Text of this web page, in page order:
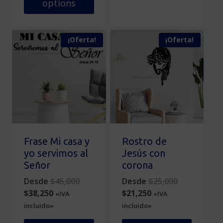
options
producto
tiene
opciones
elegir
en
la
página
producto
opciones
pueden
elegir
en
la
página
de
producto
¡Oferta!
Frase Mi casa y
yo servimos al
Señor
Desde $45,000Original
$45,000.
$38,250Current
price
is:
«IVA
incluido»
¡Oferta!
Rostro de
Jesús con
corona
Desde $25,000Original
$25,000.
$21,250Current
price
is:
«IVA
incluido»